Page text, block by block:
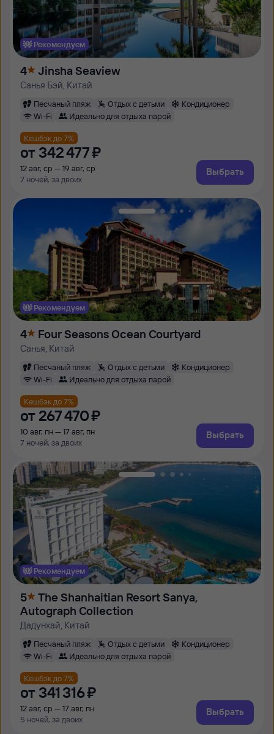
Рекомендуем
4 Jinsha Seaview
Санья Бэй, Китай
Песчаный пляж Отдых с детьми
Кондиционер
Wi-Fi
Идеально для отдыха парой
Кешбэк до 7%
от 342 ⁠477 ⁠₽
12 авг, ср — 19 авг, ср
7 ночей, за двоих
Выбрать
Рекомендуем
4 Four Seasons Ocean Courtyard
Санья, Китай
Песчаный пляж Отдых с детьми
Кондиционер
Wi-Fi
Идеально для отдыха парой
Кешбэк до 7%
от 267 ⁠470 ⁠₽
10 авг, пн — 17 авг, пн
7 ночей, за двоих
Выбрать
Рекомендуем
5
The Shanhaitian Resort Sanya,
Autograph Collection
Дадунхай, Китай
Песчаный пляж Отдых с детьми
Кондиционер
Wi-Fi
Идеально для отдыха парой
Кешбэк до 7%
от 341 ⁠316 ⁠₽
12 авг, ср — 17 авг, пн
5 ночей, за двоих
Выбрать